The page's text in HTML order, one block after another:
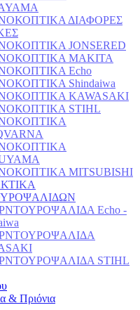
ΔΙΑΦΟΡΕΣ
JONSERED
MAKITA
Echo
Shindaiwa
KAWASAKI
STIHL
MITSUBISHI
Echo -
STIHL
& Πριόνια